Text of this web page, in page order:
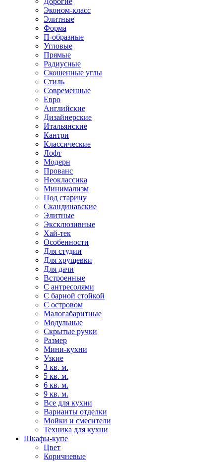
Эконом-класс
Элитные
Форма
П-образные
Угловые
Прямые
Радиусные
Скошенные углы
Стиль
Современные
Евро
Английские
Дизайнерские
Итальянские
Кантри
Классические
Лофт
Модерн
Прованс
Неоклассика
Минимализм
Под старину
Скандинавские
Элитные
Эксклюзивные
Хай-тек
Особенности
Для студии
Для хрущевки
Для дачи
Встроенные
С антресолями
С барной стойкой
С островом
Малогабаритные
Модульные
Скрытые ручки
Размер
Мини-кухни
Узкие
3 кв. м.
5 кв. м.
6 кв. м.
9 кв. м.
Все для кухни
Варианты отделки
Мойки и смесители
Техника для кухни
Шкафы-купе
Цвет
Коричневые